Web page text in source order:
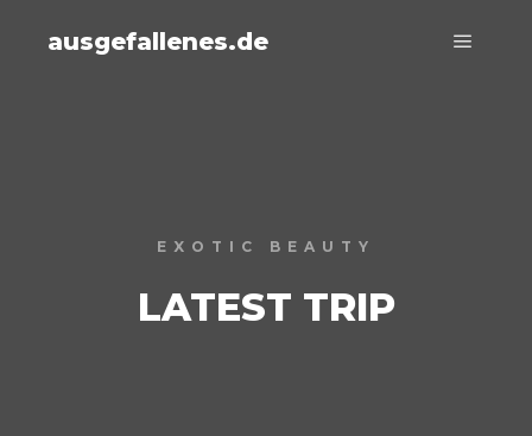
ausgefallenes.de
EXOTIC BEAUTY
LATEST TRIP